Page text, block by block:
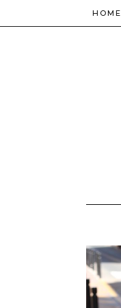
HOME